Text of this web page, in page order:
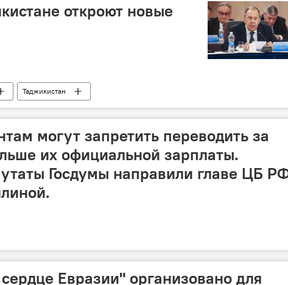
откроют новые
Таджикистан
могут запретить переводить за
их официальной зарплаты.
Госдумы направили главе ЦБ
Евразии" организовано для